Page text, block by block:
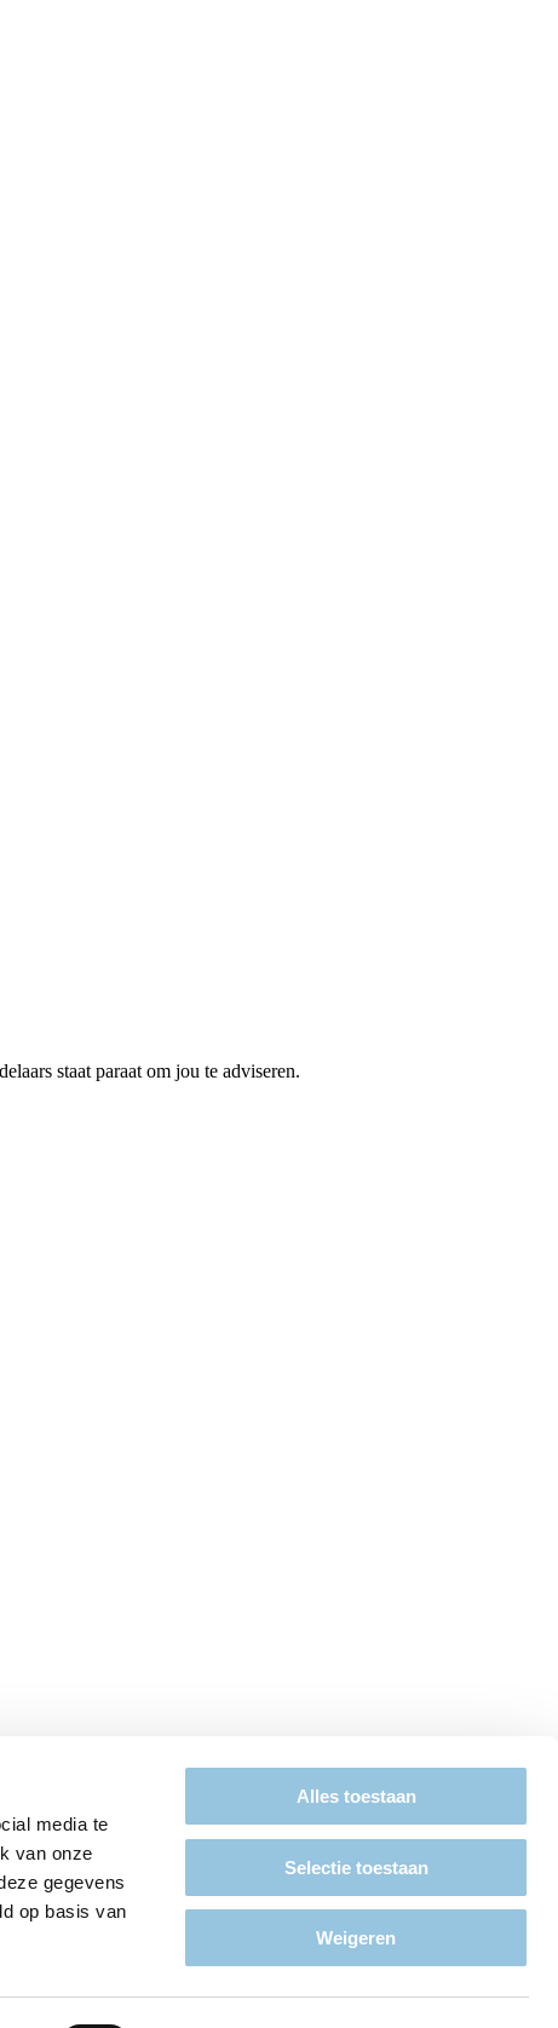
media te
van onze
gegevens
op basis van
Alles toestaan
Selectie toestaan
Weigeren
staat paraat om jou te adviseren.